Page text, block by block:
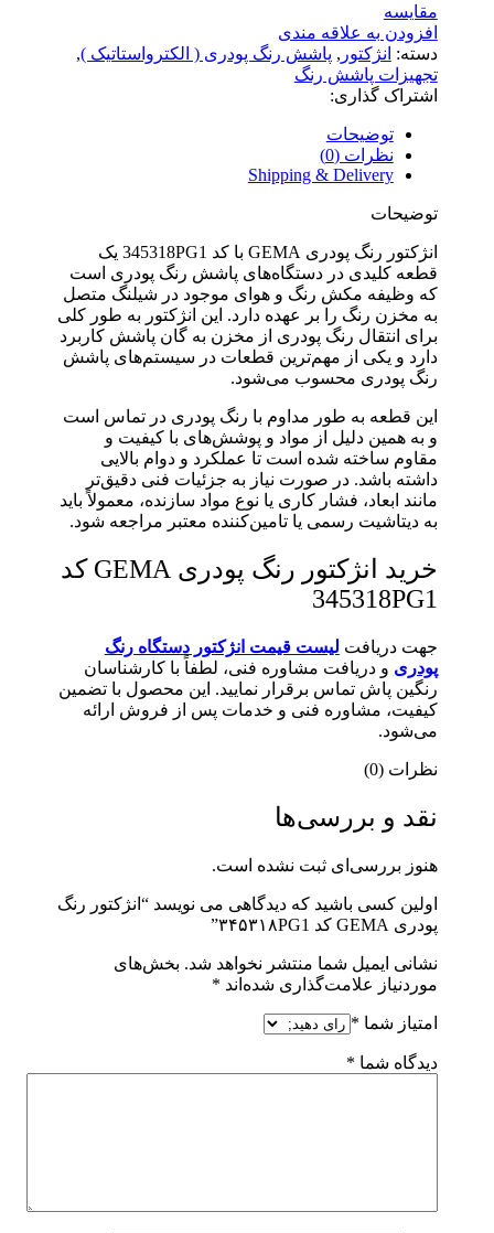
مقایسه
افزودن به علاقه مندی
دسته: انژکتور , پاشش رنگ پودری ( الکترواستاتیک ),
تجهیزات پاشش رنگ
اشتراک گذاری:
توضیحات
نظرات (0)
Shipping & Delivery
توضیحات
انژکتور رنگ پودری GEMA با کد 345318PG1 یک
قطعه کلیدی در دستگاه‌های پاشش رنگ پودری است
که وظیفه مکش رنگ و هوای موجود در شیلنگ متصل
به مخزن رنگ را بر عهده دارد. این انژکتور به طور کلی
برای انتقال رنگ پودری از مخزن به گان پاشش کاربرد
دارد و یکی از مهم‌ترین قطعات در سیستم‌های پاشش
رنگ پودری محسوب می‌شود.
این قطعه به طور مداوم با رنگ پودری در تماس است
و به همین دلیل از مواد و پوشش‌های با کیفیت و
مقاوم ساخته شده است تا عملکرد و دوام بالایی
داشته باشد. در صورت نیاز به جزئیات فنی دقیق‌تر
مانند ابعاد، فشار کاری یا نوع مواد سازنده، معمولاً باید
به دیتاشیت رسمی یا تامین‌کننده معتبر مراجعه شود.
خرید انژکتور رنگ پودری GEMA کد
345318PG1
جهت دریافت لیست قیمت انژکتور دستگاه رنگ
پودری و دریافت مشاوره فنی، لطفاً با کارشناسان
رنگین پاش تماس برقرار نمایید. این محصول با تضمین
کیفیت، مشاوره فنی و خدمات پس از فروش ارائه
می‌شود.
نظرات (0)
نقد و بررسی‌ها
هنوز بررسی‌ای ثبت نشده است.
اولین کسی باشید که دیدگاهی می نویسد “انژکتور رنگ
پودری GEMA کد ۳۴۵۳۱۸PG1”
نشانی ایمیل شما منتشر نخواهد شد. بخش‌های
موردنیاز علامت‌گذاری شده‌اند *
امتیاز شما *
دیدگاه شما *